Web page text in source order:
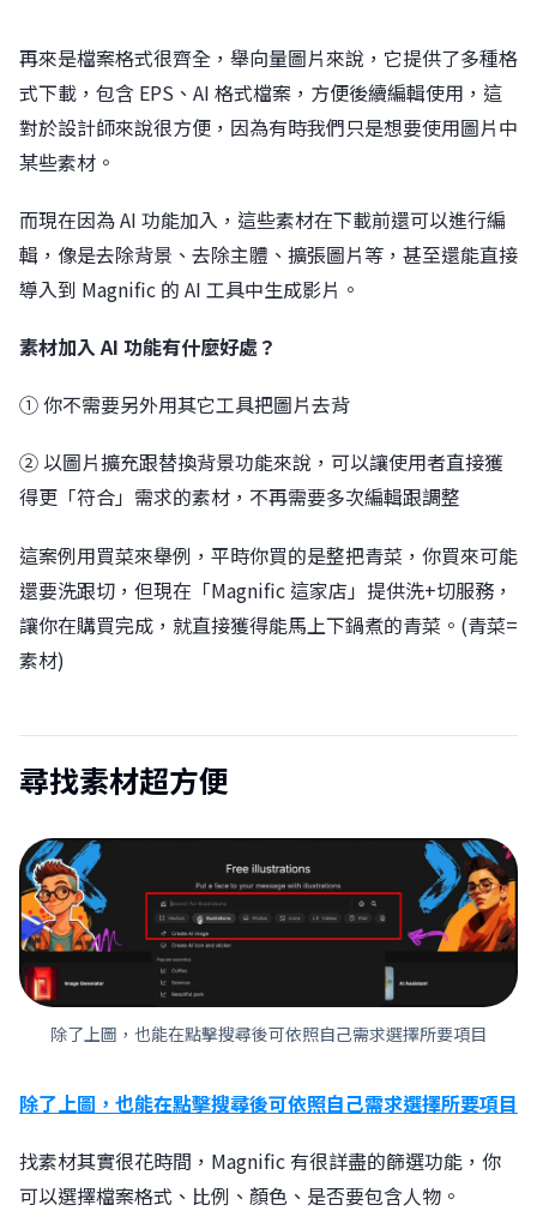
再來是檔案格式很齊全，舉向量圖片來說，它提供了多種格
式下載，包含 EPS、AI 格式檔案，方便後續編輯使用，這
對於設計師來說很方便，因為有時我們只是想要使用圖片中
某些素材。
而現在因為 AI 功能加入，這些素材在下載前還可以進行編
輯，像是去除背景、去除主體、擴張圖片等，甚至還能直接
導入到 Magnific 的 AI 工具中生成影片。
素材加入 AI 功能有什麼好處？
① 你不需要另外用其它工具把圖片去背
② 以圖片擴充跟替換背景功能來說，可以讓使用者直接獲
得更「符合」需求的素材，不再需要多次編輯跟調整
這案例用買菜來舉例，平時你買的是整把青菜，你買來可能
還要洗跟切，但現在「Magnific 這家店」提供洗+切服務，
讓你在購買完成，就直接獲得能馬上下鍋煮的青菜。(青菜=
素材)
尋找素材超方便
除了上圖，也能在點擊搜尋後可依照自己需求選擇所要項目
除了上圖，也能在點擊搜尋後可依照自己需求選擇所要項目
找素材其實很花時間，Magnific 有很詳盡的篩選功能，你
可以選擇檔案格式、比例、顏色、是否要包含人物。